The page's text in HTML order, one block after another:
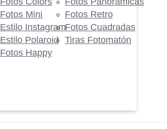
Fotos Mini
Estilo Instagram
Estilo Polaroid
Fotos Happy
Fotos Retro
Fotos Cuadradas
Tiras Fotomatón